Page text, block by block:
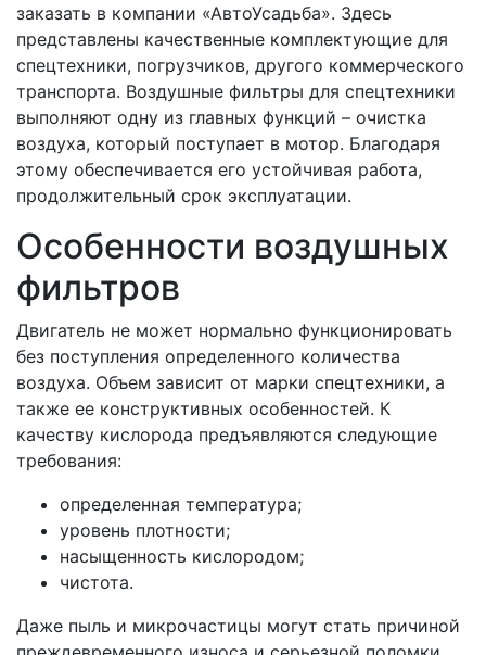
заказать в компании «АвтоУсадьба». Здесь
представлены качественные комплектующие для
спецтехники, погрузчиков, другого коммерческого
транспорта. Воздушные фильтры для спецтехники
выполняют одну из главных функций – очистка
воздуха, который поступает в мотор. Благодаря
этому обеспечивается его устойчивая работа,
продолжительный срок эксплуатации.
Особенности воздушных
фильтров
Двигатель не может нормально функционировать
без поступления определенного количества
воздуха. Объем зависит от марки спецтехники, а
также ее конструктивных особенностей. К
качеству кислорода предъявляются следующие
требования:
определенная температура;
уровень плотности;
насыщенность кислородом;
чистота.
Даже пыль и микрочастицы могут стать причиной